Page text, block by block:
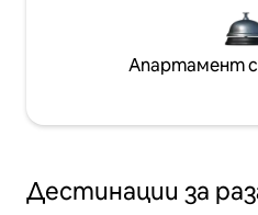
Апартамент с
Дестинации за